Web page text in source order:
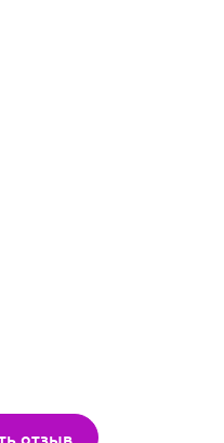
отзыв